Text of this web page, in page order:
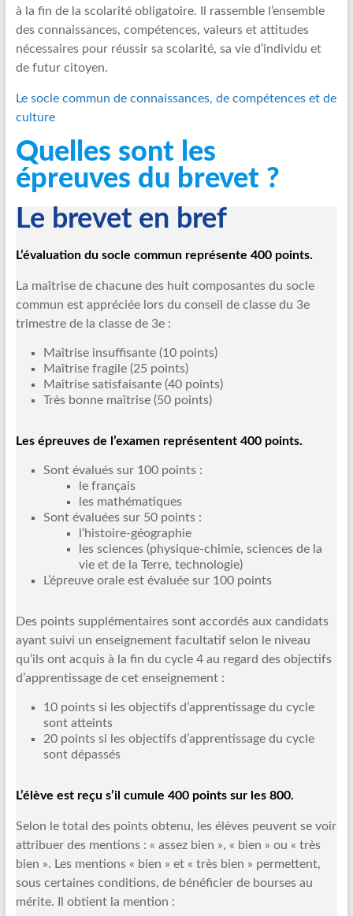
à la fin de la scolarité obligatoire. Il rassemble l’ensemble
des connaissances, compétences, valeurs et attitudes
nécessaires pour réussir sa scolarité, sa vie d’individu et
de futur citoyen.
Le socle commun de connaissances, de compétences et de
culture
Quelles sont les
épreuves du brevet ?
Le brevet en bref
L’évaluation du socle commun représente 400 points.
La maîtrise de chacune des huit composantes du socle
commun est appréciée lors du conseil de classe du 3e
trimestre de la classe de 3e :
Maîtrise insuffisante (10 points)
Maîtrise fragile (25 points)
Maîtrise satisfaisante (40 points)
Très bonne maîtrise (50 points)
Les épreuves de l’examen représentent 400 points.
Sont évalués sur 100 points :
le français
les mathématiques
Sont évaluées sur 50 points :
l’histoire-géographie
les sciences (physique-chimie, sciences de la
vie et de la Terre, technologie)
L’épreuve orale est évaluée sur 100 points
Des points supplémentaires sont accordés aux candidats
ayant suivi un enseignement facultatif selon le niveau
qu’ils ont acquis à la fin du cycle 4 au regard des objectifs
d’apprentissage de cet enseignement :
10 points si les objectifs d’apprentissage du cycle
sont atteints
20 points si les objectifs d’apprentissage du cycle
sont dépassés
L’élève est reçu s’il cumule 400 points sur les 800.
Selon le total des points obtenu, les élèves peuvent se voir
attribuer des mentions : « assez bien », « bien » ou « très
bien ». Les mentions « bien » et « très bien » permettent,
sous certaines conditions, de bénéficier de bourses au
mérite. Il obtient la mention :